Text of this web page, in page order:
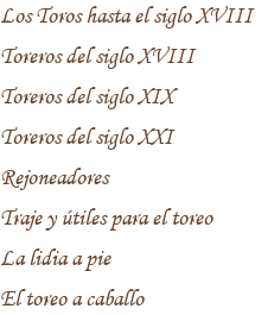
Los Toros hasta el siglo XVIII
Toreros del siglo XVIII
Toreros del siglo XIX
Toreros del siglo XXI
Rejoneadores
Traje y útiles para el toreo
La lidia a pie
El toreo a caballo